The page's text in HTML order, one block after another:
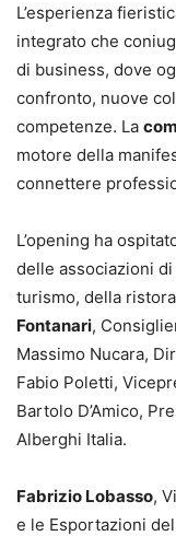
L’esperienza
integrato che
di business, dove
confronto, nuove
competenze. La
motore della
connettere
L’opening ha
delle associazioni
turismo, della
Fontanari,
Massimo Nucara,
Fabio Poletti,
Bartolo D’Amico,
Alberghi Italia.
Fabrizio Lobasso,
e le Esportazioni